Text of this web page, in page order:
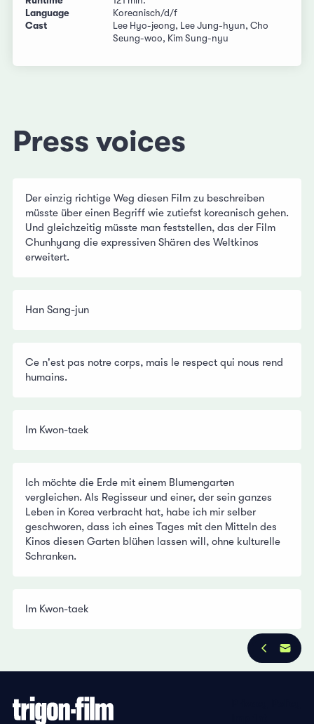
Language
Koreanisch/d/f
Cast
Lee Hyo-jeong, Lee Jung-hyun, Cho
Seung-woo, Kim Sung-nyu
Press voices
Der einzig richtige Weg diesen Film zu beschreiben
müsste über einen Begriff wie zutiefst koreanisch gehen.
Und gleichzeitig müsste man feststellen, das der Film
Chunhyang die expressiven Shären des Weltkinos
erweitert.
Han Sang-jun
Ce n'est pas notre corps, mais le respect qui nous rend
humains.
Im Kwon-taek
Ich möchte die Erde mit einem Blumengarten
vergleichen. Als Regisseur und einer, der sein ganzes
Leben in Korea verbracht hat, habe ich mir selber
geschworen, dass ich eines Tages mit den Mitteln des
Kinos diesen Garten blühen lassen will, ohne kulturelle
Schranken.
Im Kwon-taek